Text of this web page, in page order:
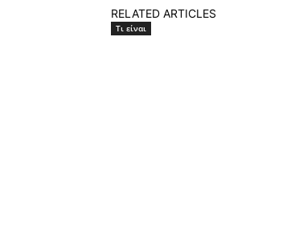
RELATED ARTICLES
Τι είναι